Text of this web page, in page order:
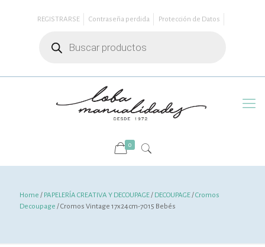
REGISTRARSE Contraseña perdida
Protección de Datos
productos
0
Home / PAPELERÍA CREATIVA Y DECOUPAGE/ DECOUPAGE/Cromos
Decoupage / Cromos Vintage 17x24cm-7015 Bebés